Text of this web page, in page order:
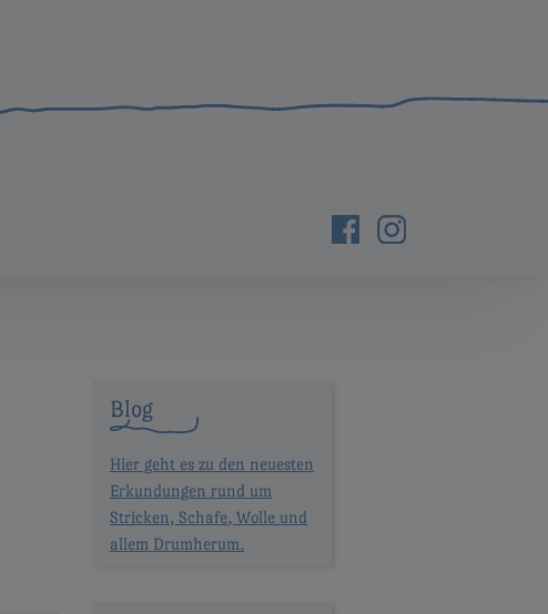
Blog
Hier geht es zu den neuesten
Erkundungen rund um
Stricken, Schafe, Wolle und
allem Drumherum.